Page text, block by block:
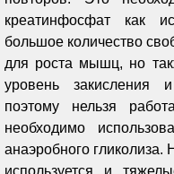
креатинфосфат как
большое количество
для роста мышц, но
уровень закисления
поэтому нельзя
необходимо
анаэробного гликолиза.
используется и